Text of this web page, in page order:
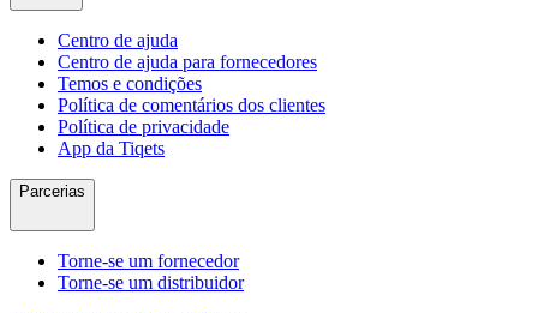
Centro de ajuda
Centro de ajuda para fornecedores
Temos e condições
Política de comentários dos clientes
Política de privacidade
App da Tiqets
Parcerias
Torne-se um fornecedor
Torne-se um distribuidor